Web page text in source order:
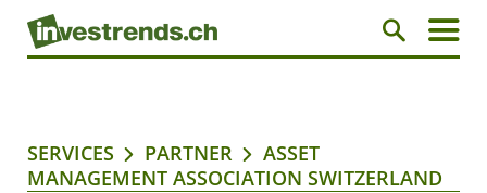
SERVICES PARTNER
ASSET
MANAGEMENT ASSOCIATION SWITZERLAND